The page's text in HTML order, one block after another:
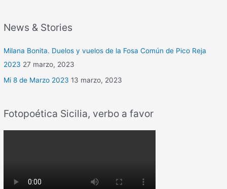
News & Stories
Milana Bonita. Duelos y vuelos de la Fosa Común de Pico Reja
2023 27 marzo, 2023
Mi 8 de Marzo 2023 13 marzo, 2023
Fotopoética Sicilia, verbo a favor